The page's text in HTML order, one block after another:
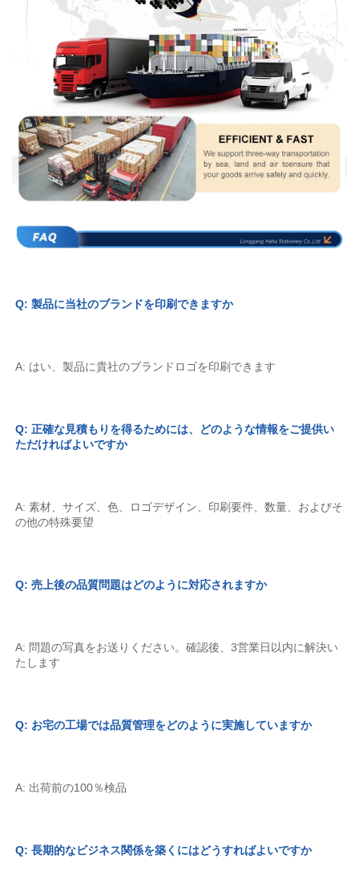
Q: 製品に当社のブランドを印刷できますか
A: はい、製品に貴社のブランドロゴを印刷できます
Q: 正確な見積もりを得るためには、どのような情報をご提供い
ただければよいですか
A: 素材、サイズ、色、ロゴデザイン、印刷要件、数量、およびそ
の他の特殊要望
Q: 売上後の品質問題はどのように対応されますか
A: 問題の写真をお送りください。確認後、3営業日以内に解決い
たします
Q: お宅の工場では品質管理をどのように実施していますか
A: 出荷前の100％検品
Q: 長期的なビジネス関係を築くにはどうすればよいですか